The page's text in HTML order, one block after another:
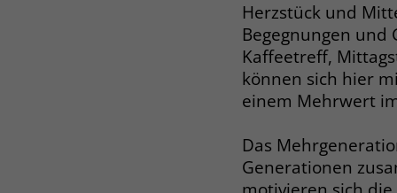
Herzstück und
Begegnungen und
Kaffeetreff,
können sich hier
einem Mehrwert
Das
Generationen